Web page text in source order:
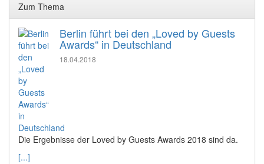
Zum Thema
Berlin führt bei den „Loved by Guests
Awards“ in Deutschland
18.04.2018
Die Ergebnisse der Loved by Guests Awards 2018 sind da.
[...]